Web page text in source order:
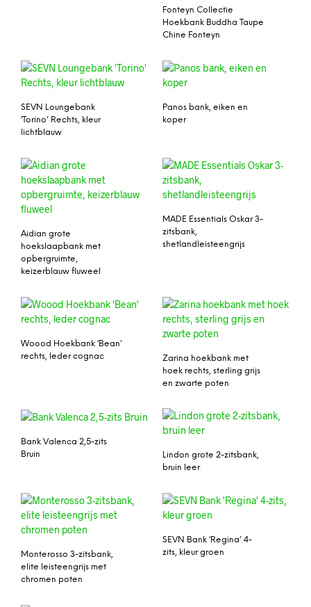
Fonteyn Collectie
Hoekbank Buddha Taupe
Chine Fonteyn
SEVN Loungebank
‘Torino’ Rechts, kleur
lichtblauw
Panos bank, eiken en
koper
Aidian grote
hoekslaapbank met
opbergruimte,
keizerblauw fluweel
MADE Essentials Oskar 3-
zitsbank,
shetlandleisteengrijs
Woood Hoekbank ‘Bean’
rechts, leder cognac
Zarina hoekbank met
hoek rechts, sterling grijs
en zwarte poten
Bank Valenca 2,5-zits
Bruin
Lindon grote 2-zitsbank,
bruin leer
Monterosso 3-zitsbank,
elite leisteengrijs met
chromen poten
SEVN Bank ‘Regina’ 4-
zits, kleur groen